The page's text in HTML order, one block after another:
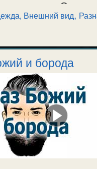
принимают. Он
и кощунство
Потому другие
— чтоб
Внешний вид,
и борода